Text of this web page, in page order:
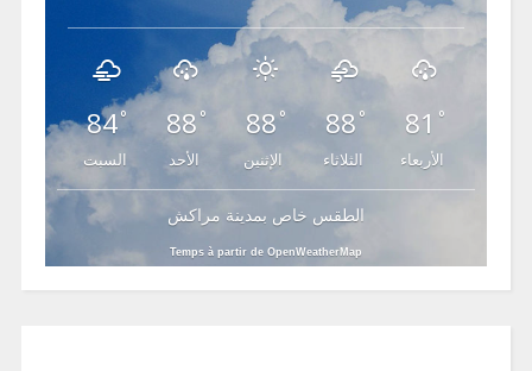
84°
السبت
88 °
الأحد
88°
الإثنين
88 °
الثلاثاء
81 °
الأربعاء
الطقس خاص بمدينة مراكش
Temps à partir de OpenWeatherMap